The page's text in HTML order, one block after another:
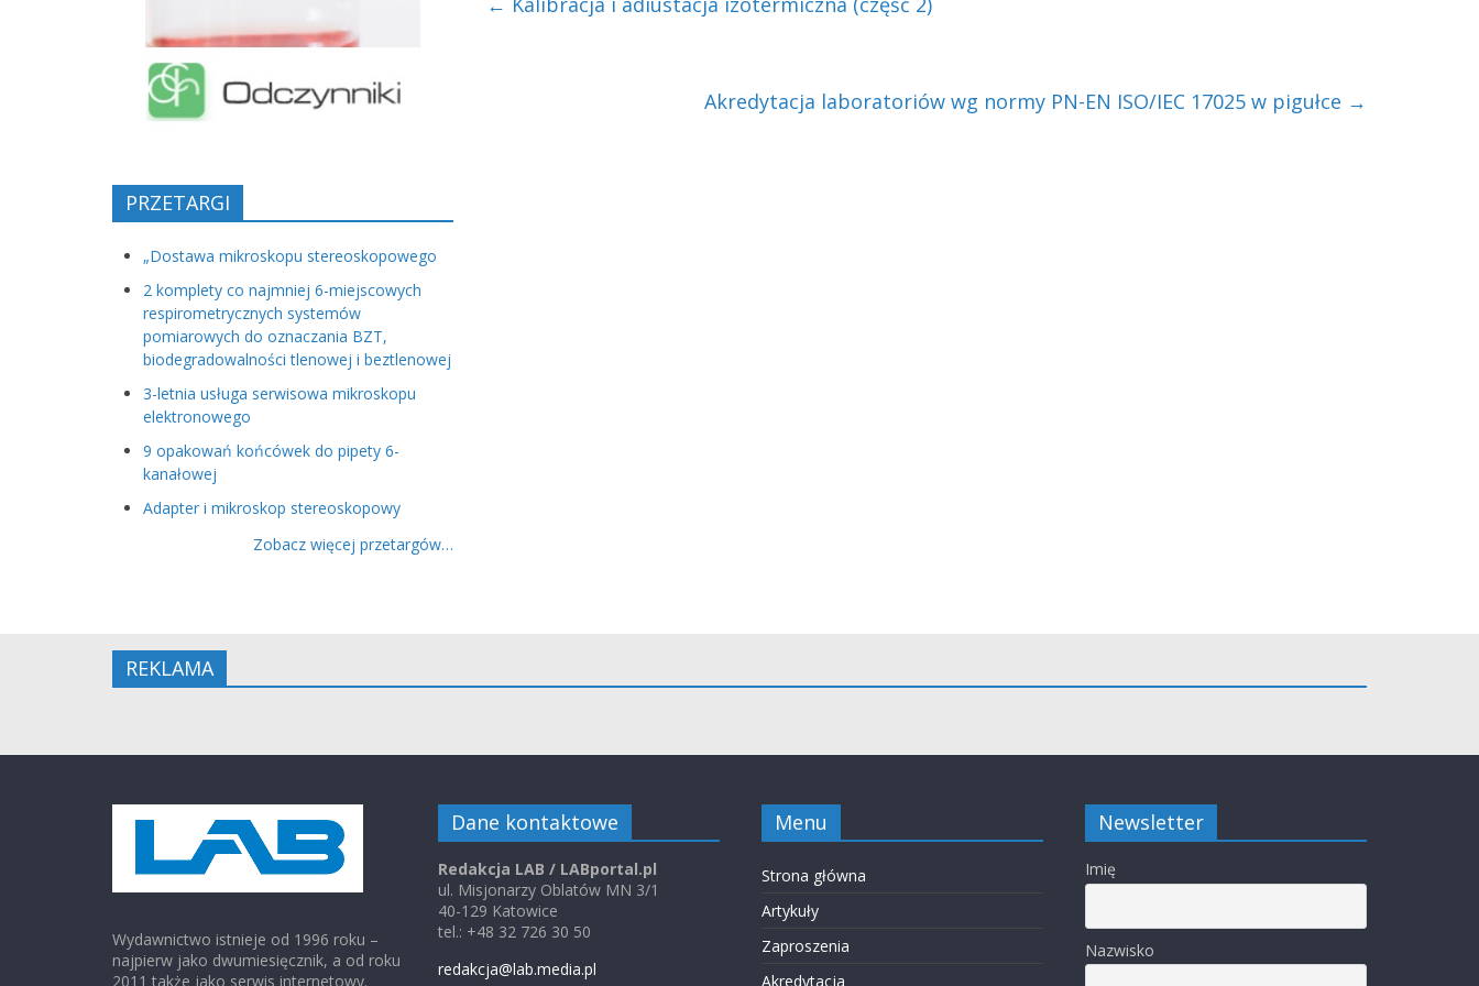
Akredytacja laboratoriów wg normy PN-EN ISO/IEC 17025 w pigułce →
PRZETARGI
„Dostawa mikroskopu stereoskopowego
2 komplety co najmniej 6-miejscowych
respirometrycznych systemów
pomiarowych do oznaczania BZT,
biodegradowalności tlenowej i beztlenowej
3-letnia usługa serwisowa mikroskopu
elektronowego
9 opakowań końcówek do pipety 6-
kanałowej
Adapter i mikroskop stereoskopowy
Zobacz więcej przetargów…
REKLAMA
Wydawnictwo istnieje od 1996 roku –
najpierw jako dwumiesięcznik, a od roku
2011 także jako serwis internetowy.
Dane kontaktowe
Redakcja LAB / LABportal.pl
ul. Misjonarzy Oblatów MN 3/1
40-129 Katowice
tel.: +48 32 726 30 50
redakcja@lab.media.pl
Menu
Strona główna
Artykuły
Zaproszenia
Akredytacja
Newsletter
Imię
Nazwisko